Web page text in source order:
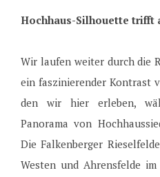
Hochhaus-Silhouette trifft
Wir laufen weiter durch die
ein faszinierender Kontrast
den wir hier erleben,
Panorama von
Die Falkenberger
Westen und Ahrensfelde